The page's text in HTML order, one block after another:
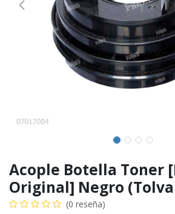
Acople Botella Toner
Original] Negro
(0 reseña)